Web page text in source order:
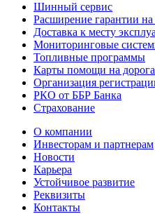
Шинный сервис
Расширение гарантии
Доставка к месту
Мониторинговые
Топливные программы
Карты помощи на
Организация
РКО от ББР Банка
Страхование
О компании
Инвесторам и партнерам
Новости
Карьера
Устойчивое развитие
Реквизиты
Контакты